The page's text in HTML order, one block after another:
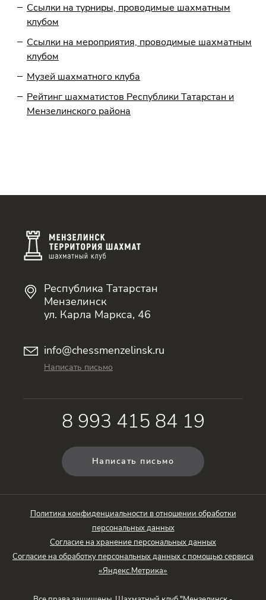
Ссылки на турниры, проводимые шахматным
клубом
Ссылки на мероприятия, проводимые шахматным
клубом
Музей шахматного клуба
Рейтинг шахматистов Республики Татарстан и
Мензелинского района
Республика Татарстан
Мензелинск
ул. Карла Маркса, 46
info@chessmenzelinsk.ru
Написать письмо
8 993 415 84 19
Написать письмо
Политика конфиденциальности в отношении обработки
персональных данных
Согласие на хранение персональных данных
Согласие на обработку персональных данных с помощью сервиса
«Яндекс.Метрика»